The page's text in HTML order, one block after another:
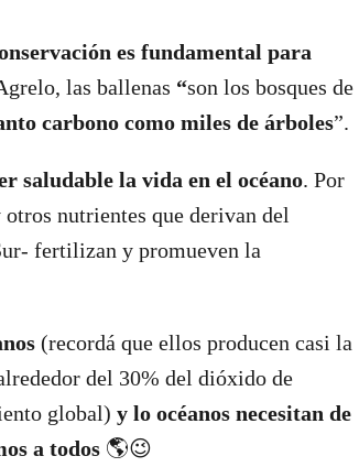
es fundamental para
las ballenas “son los bosques de
carbono como miles de árboles”.
saludable la vida en el océano. Por
nutrientes que derivan del
fertilizan y promueven la
(recordá que ellos producen casi la
del 30% del dióxido de
global) y lo océanos necesitan de
a todos 🌎😉